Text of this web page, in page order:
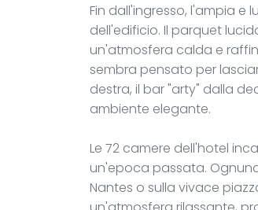
Fin dall'ingresso, l'ampia
dell'edificio. Il parquet
un'atmosfera calda e
sembra pensato per
destra, il bar "arty" dalla
ambiente elegante.
Le 72 camere dell'hotel
un'epoca passata.
Nantes o sulla vivace